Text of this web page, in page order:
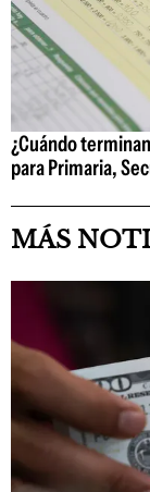
¿Cuándo
para Primaria,
MÁS